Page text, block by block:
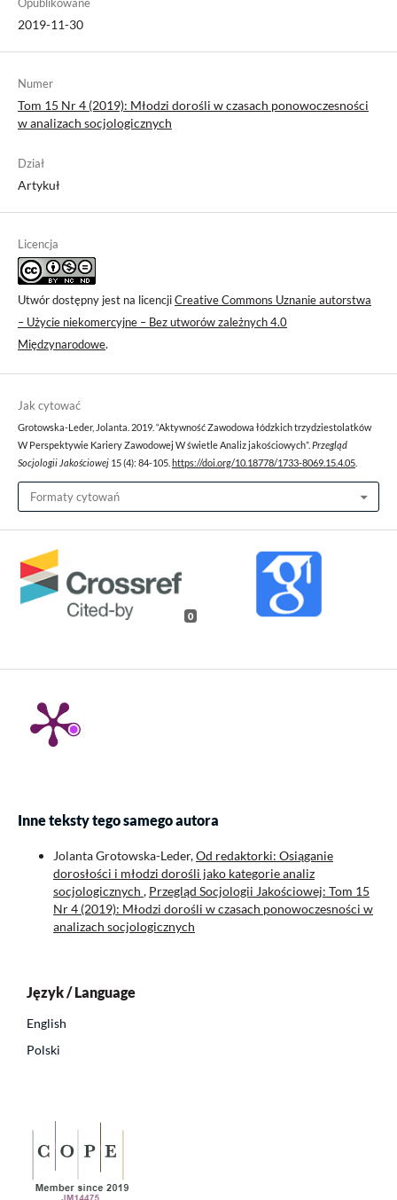
2019-11-30
Numer
Tom 15 Nr 4 (2019): Młodzi dorośli w czasach ponowoczesności
w analizach socjologicznych
Dział
Artykuł
Licencja
Utwór dostępny jest na licencjiCreative Commons Uznanie autorstwa
– Użycie niekomercyjne – Bez utworów zależnych 4.0
Międzynarodowe.
Jak cytować
Grotowska-Leder, Jolanta. 2019. “Aktywność Zawodowa łódzkich trzydziestolatków
W Perspektywie Kariery Zawodowej W świetle Analiz jakościowych”. Przegląd
Socjologii Jakościowej 15 (4): 84-105. https://doi.org/10.18778/1733-8069.15.4.05
Formaty cytowań
0
Inne teksty tego samego autora
Jolanta Grotowska-Leder,Od redaktorki: Osiąganie
dorosłości i młodzi dorośli jako kategorie analiz
socjologicznych , Przegląd Socjologii Jakościowej: Tom 15
Nr 4 (2019): Młodzi dorośli w czasach ponowoczesności w
analizach socjologicznych
Język / Language
English
Polski